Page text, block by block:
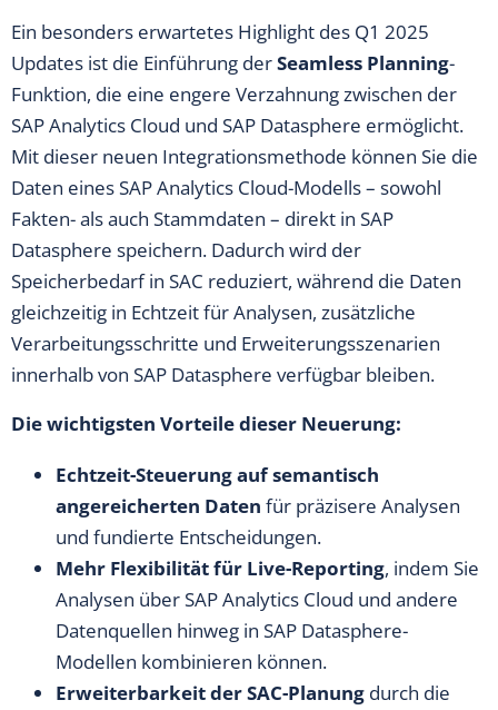
Ein besonders erwartetes Highlight des Q1 2025
Updates ist die Einführung derSeamless Planning-
Funktion, die eine engere Verzahnung zwischen der
SAP Analytics Cloud und SAP Datasphere ermöglicht.
Mit dieser neuen Integrationsmethode können Sie die
Daten eines SAP Analytics Cloud-Modells – sowohl
Fakten- als auch Stammdaten – direkt in SAP
Datasphere speichern. Dadurch wird der
Speicherbedarf in SAC reduziert, während die Daten
gleichzeitig in Echtzeit für Analysen, zusätzliche
Verarbeitungsschritte und Erweiterungsszenarien
innerhalb von SAP Datasphere verfügbar bleiben.
Die wichtigsten Vorteile dieser Neuerung:
Echtzeit-Steuerung auf semantisch
angereicherten Daten für präzisere Analysen
und fundierte Entscheidungen.
Mehr Flexibilität für Live-Reporting, indem Sie
Analysen über SAP Analytics Cloud und andere
Datenquellen hinweg in SAP Datasphere-
Modellen kombinieren können.
Erweiterbarkeit der SAC-Planung durch die